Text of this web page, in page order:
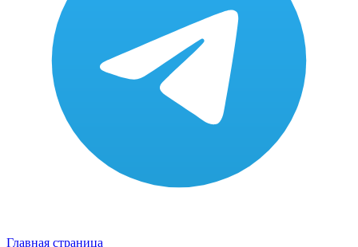
Главная страница